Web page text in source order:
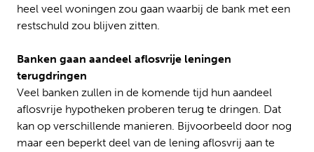
heel veel woningen zou gaan waarbij de bank met een
restschuld zou blijven zitten.
Banken gaan aandeel aflosvrije leningen
terugdringen
Veel banken zullen in de komende tijd hun aandeel
aflosvrije hypotheken proberen terug te dringen. Dat
kan op verschillende manieren. Bijvoorbeeld door nog
maar een beperkt deel van de lening aflosvrij aan te